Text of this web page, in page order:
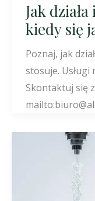
Jak
kiedy się
Poznaj, jak
stosuje. Usługi
Skontaktuj się